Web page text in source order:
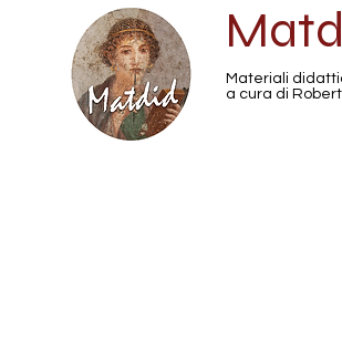
Materiali
a cura di